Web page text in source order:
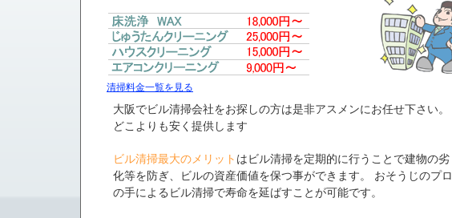
清掃料金一覧を見る
大阪でビル清掃会社をお探しの方は是非アスメンにお任せ下さい。
どこよりも安く提供します
ビル清掃最大のメリット はビル清掃を定期的に行うことで建物の劣
化等を防ぎ、ビルの資産価値を保つ事ができます。 おそうじのプロ
の手による ビル清掃で寿命を延ばすことが可能です。